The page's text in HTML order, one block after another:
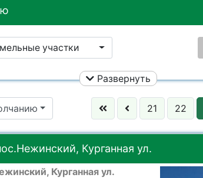
участки
Улица:
не выбрано Город:
Развернуть
21 22
Курганная ул.
Курганная ул.